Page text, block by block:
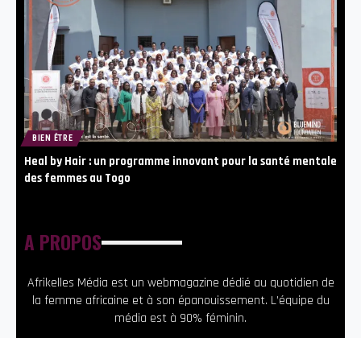
BIEN ÊTRE
Heal by Hair : un programme innovant pour la santé mentale
des femmes au Togo
A PROPOS
Afrikelles Média est un webmagazine dédié au quotidien de
la femme africaine et à son épanouissement. L’équipe du
média est à 90% féminin.